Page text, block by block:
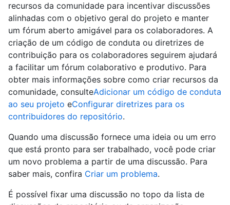
recursos da comunidade para incentivar discussões
alinhadas com o objetivo geral do projeto e manter
um fórum aberto amigável para os colaboradores. A
criação de um código de conduta ou diretrizes de
contribuição para os colaboradores seguirem ajudará
a facilitar um fórum colaborativo e produtivo. Para
obter mais informações sobre como criar recursos da
comunidade, consulteAdicionar um código de conduta
ao seu projeto eConfigurar diretrizes para os
contribuidores do repositório.
Quando uma discussão fornece uma ideia ou um erro
que está pronto para ser trabalhado, você pode criar
um novo problema a partir de uma discussão. Para
saber mais, confira Criar um problema.
É possível fixar uma discussão no topo da lista de